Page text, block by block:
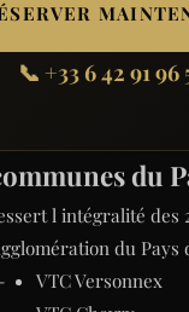
📞 +33 6 42 91 96
du
l intégralité des
du Pays
VTC Versonnex